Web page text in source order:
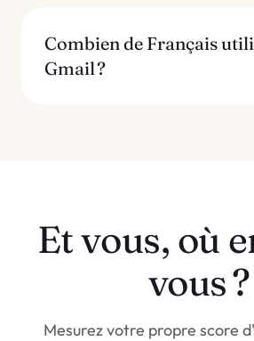
Combien de Français
Gmail ?
Et vous, où
vous ?
Mesurez votre propre score